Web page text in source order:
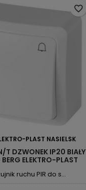
PLAST NASIELSK
T DZWONEK IP20 BIAŁY
ELEKTRO-PLAST
ruchu PIR do s...
favorite_border